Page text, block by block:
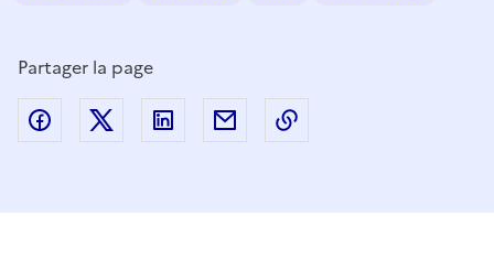
Partager la page
Partager sur Facebook
Partager sur Twitter
Partager sur LinkedIn
Partager par email